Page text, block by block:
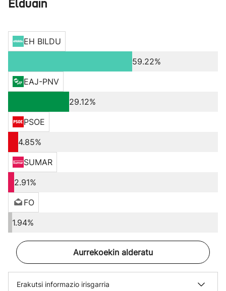
Elduain
EH BILDU
59.22%
EAJ-PNV
29.12%
PSOE
4.85%
SUMAR
2.91%
FO
1.94%
Aurrekoekin alderatu
Erakutsi informazio irisgarria